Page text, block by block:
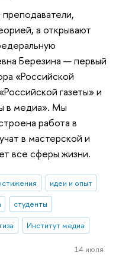
а открывают
Березина — первый
«Российской
газеты» и
в медиа». Мы
работа в
в мастерской и
все сферы жизни.
идеи и опыт
студенты
Институт медиа
14 июля